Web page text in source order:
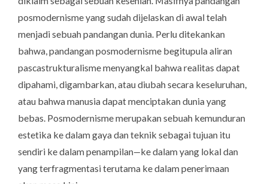
posmodernisme yang sudah dijelaskan di awal telah
menjadi sebuah pandangan dunia. Perlu ditekankan
bahwa, pandangan posmodernisme begitupula aliran
pascastrukturalisme menyangkal bahwa realitas dapat
dipahami, digambarkan, atau diubah secara keseluruhan,
atau bahwa manusia dapat menciptakan dunia yang
bebas. Posmodernisme merupakan sebuah kemunduran
estetika ke dalam gaya dan teknik sebagai tujuan itu
sendiri ke dalam penampilan—ke dalam yang lokal dan
yang terfragmentasi terutama ke dalam penerimaan